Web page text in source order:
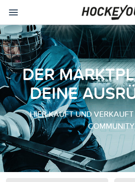
DER
DEINE
HIER KAUFT UND VERKAUFT
COMMUNITY